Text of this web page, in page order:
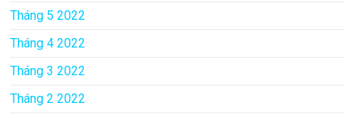
Tháng 5 2022
Tháng 4 2022
Tháng 3 2022
Tháng 2 2022